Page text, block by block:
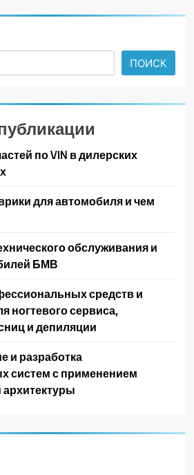
ПОИСК
по VIN в дилерских
для автомобиля и чем
обслуживания и
БМВ
средств и
ногтевого сервиса,
и депиляции
и разработка
систем с применением